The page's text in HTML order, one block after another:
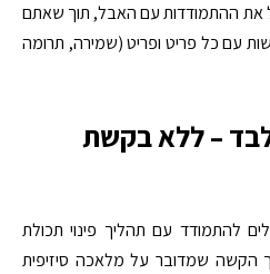
את ההתמודדות עם האבל, תוך שאתם
עם כל פריט ופריט (שמירה, תרומה
– ללא בקשת
להתמודד עם תהליך פינוי תכולת
הקשה שמדובר על מלאכה סיזיפית